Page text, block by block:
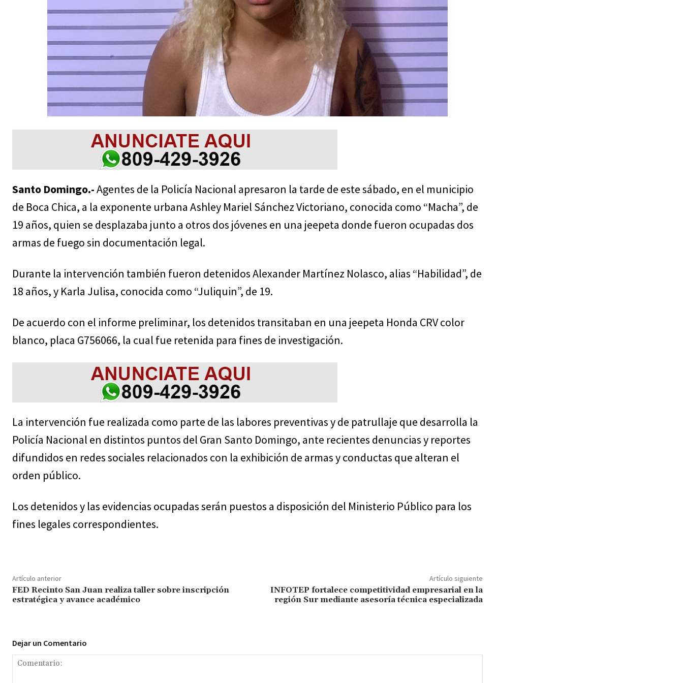
Santo Domingo.-Agentes de la Policía Nacional apresaron la tarde de este sábado, en el municipio
de Boca Chica, a la exponente urbana Ashley Mariel Sánchez Victoriano, conocida como “Macha”, de
19 años, quien se desplazaba junto a otros dos jóvenes en una jeepeta donde fueron ocupadas dos
armas de fuego sin documentación legal.
Durante la intervención también fueron detenidos Alexander Martínez Nolasco, alias “Habilidad”, de
18 años, y Karla Julisa, conocida como “Juliquin”, de 19.
De acuerdo con el informe preliminar, los detenidos transitaban en una jeepeta Honda CRV color
blanco, placa G756066, la cual fue retenida para fines de investigación.
La intervención fue realizada como parte de las labores preventivas y de patrullaje que desarrolla la
Policía Nacional en distintos puntos del Gran Santo Domingo, ante recientes denuncias y reportes
difundidos en redes sociales relacionados con la exhibición de armas y conductas que alteran el
orden público.
Los detenidos y las evidencias ocupadas serán puestos a disposición del Ministerio Público para los
fines legales correspondientes.
Artículo anterior
FED Recinto San Juan realiza taller sobre inscripción
estratégica y avance académico
Artículo siguiente
INFOTEP fortalece competitividad empresarial en la
región Sur mediante asesoría técnica especializada
Dejar un Comentario